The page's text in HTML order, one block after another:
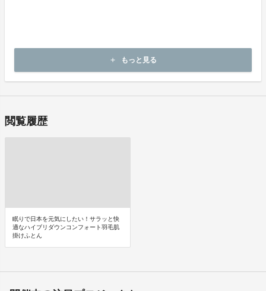
キャンセルはできません。
決済完了後の返金は一切できません。
add もっと見る
閲覧履歴
眠りで日本を元気にしたい！サラッと快
適なハイブリダウンコンフォート羽毛肌
掛けふとん